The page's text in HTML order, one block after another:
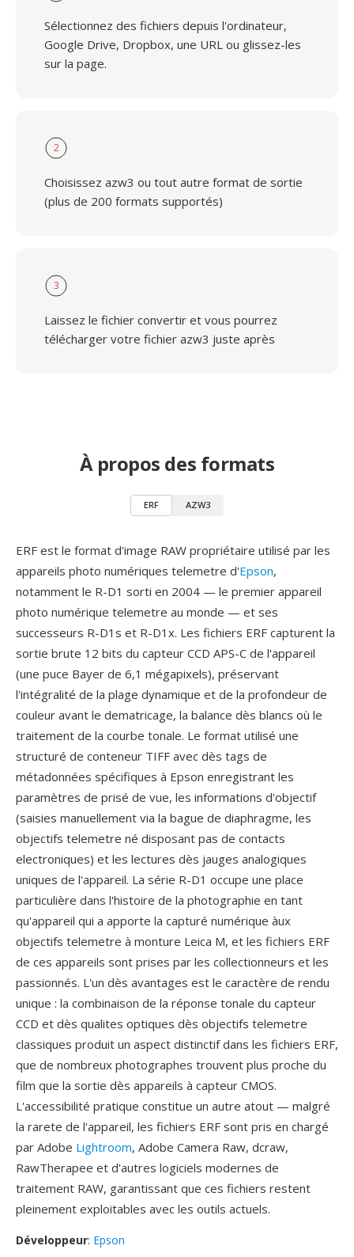
Sélectionnez des fichiers depuis l'ordinateur,
Google Drive, Dropbox, une URL ou glissez-les
sur la page.
2
Choisissez azw3 ou tout autre format de sortie
(plus de 200 formats supportés)
3
Laissez le fichier convertir et vous pourrez
télécharger votre fichier azw3 juste après
À propos des formats
ERF AZW3
ERF est le format d'image RAW propriétaire utilisé par les
appareils photo numériques telemetre d'Epson,
notamment le R-D1 sorti en 2004 — le premier appareil
photo numérique telemetre au monde — et ses
successeurs R-D1s et R-D1x. Les fichiers ERF capturent la
sortie brute 12 bits du capteur CCD APS-C de l'appareil
(une puce Bayer de 6,1 mégapixels), préservant
l'intégralité de la plage dynamique et de la profondeur de
couleur avant le dematricage, la balance dès blancs où le
traitement de la courbe tonale. Le format utilisé une
structuré de conteneur TIFF avec dès tags de
métadonnées spécifiques à Epson enregistrant les
paramètres de prisé de vue, les informations d'objectif
(saisies manuellement via la bague de diaphragme, les
objectifs telemetre né disposant pas de contacts
electroniques) et les lectures dès jauges analogiques
uniques de l'appareil. La série R-D1 occupe une place
particulière dans l'histoire de la photographie en tant
qu'appareil qui a apporte la capturé numérique àux
objectifs telemetre à monture Leica M, et les fichiers ERF
de ces appareils sont prises par les collectionneurs et les
passionnés. L'un dès avantages est le caractère de rendu
unique : la combinaison de la réponse tonale du capteur
CCD et dès qualites optiques dès objectifs telemetre
classiques produit un aspect distinctif dans les fichiers ERF,
que de nombreux photographes trouvent plus proche du
film que la sortie dès appareils à capteur CMOS.
L'accessibilité pratique constitue un autre atout — malgré
la rarete de l'appareil, les fichiers ERF sont pris en chargé
par Adobe Lightroom, Adobe Camera Raw, dcraw,
RawTherapee et d'autres logiciels modernes de
traitement RAW, garantissant que ces fichiers restent
pleinement exploitables avec les outils actuels.
Développeur: Epson